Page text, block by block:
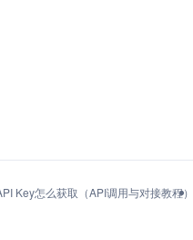
Key怎么获取（API调用与对接教程）